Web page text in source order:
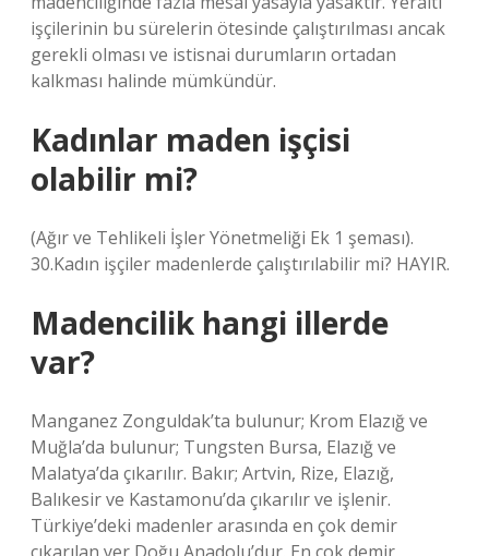
işçilerinin bu sürelerin ötesinde çalıştırılması ancak
gerekli olması ve istisnai durumların ortadan
kalkması halinde mümkündür.
Kadınlar maden işçisi
olabilir mi?
(Ağır ve Tehlikeli İşler Yönetmeliği Ek 1 şeması).
30.Kadın işçiler madenlerde çalıştırılabilir mi? HAYIR.
Madencilik hangi illerde
var?
Manganez Zonguldak’ta bulunur; Krom Elazığ ve
Muğla’da bulunur; Tungsten Bursa, Elazığ ve
Malatya’da çıkarılır. Bakır; Artvin, Rize, Elazığ,
Balıkesir ve Kastamonu’da çıkarılır ve işlenir.
Türkiye’deki madenler arasında en çok demir